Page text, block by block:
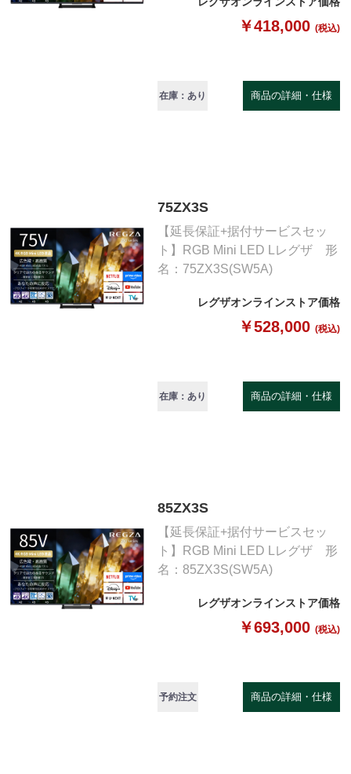
￥418,000 (税込)
在庫：あり 商品の詳細・仕様
75ZX3S
【延長保証+据付サービスセッ
ト】RGB Mini LED Lレグザ 形
名：75ZX3S(SW5A)
レグザオンラインストア価格
￥528,000 (税込)
在庫：あり 商品の詳細・仕様
85ZX3S
【延長保証+据付サービスセッ
ト】RGB Mini LED Lレグザ 形
名：85ZX3S(SW5A)
レグザオンラインストア価格
￥693,000 (税込)
予約注文 商品の詳細・仕様